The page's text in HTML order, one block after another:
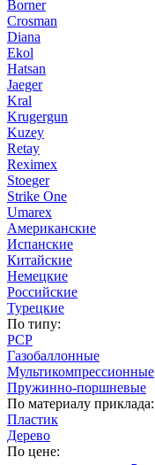
Borner
Crosman
Diana
Ekol
Hatsan
Jaeger
Kral
Krugergun
Kuzey
Retay
Reximex
Stoeger
Strike One
Umarex
Американские
Испанские
Китайские
Немецкие
Российские
Турецкие
По типу:
PCP
Газобаллонные
Мультикомпрессионные
Пружинно-поршневые
По материалу приклада:
Пластик
Дерево
По цене: